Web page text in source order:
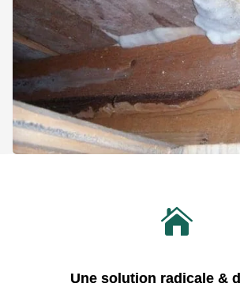

Une solution radicale &